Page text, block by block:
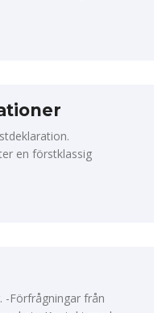
en förstklassig
-Förfrågningar från